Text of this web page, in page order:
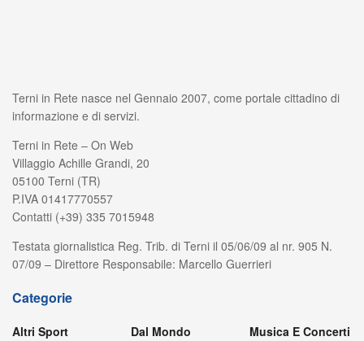
Terni in Rete nasce nel Gennaio 2007, come portale cittadino di
informazione e di servizi.
Terni in Rete – On Web
Villaggio Achille Grandi, 20
05100 Terni (TR)
P.IVA 01417770557
Contatti (+39) 335 7015948
Testata giornalistica Reg. Trib. di Terni il 05/06/09 al nr. 905 N.
07/09 – Direttore Responsabile: Marcello Guerrieri
Categorie
Altri Sport
Dal Mondo
Musica E Concerti